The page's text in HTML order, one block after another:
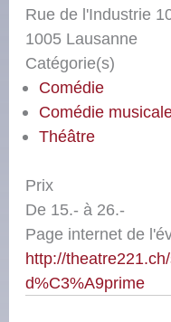
Rue de l'Industrie
1005 Lausanne
Catégorie(s)
Comédie
Comédie
Théâtre
Prix
De 15.- à 26.-
Page internet de
http://
d%C3%A9prime